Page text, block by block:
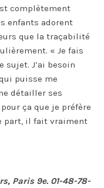
complètement
enfants adorent
que la traçabilité
« Je fais
sujet. J’ai besoin
puisse me
détailler ses
ça que je préfère
part, il fait vraiment
Paris 9e. 01-48-78-